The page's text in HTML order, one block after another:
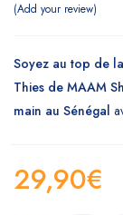
Add your review
Soyez au top de
Thies de MAAM
main au Sénégal
29,90€